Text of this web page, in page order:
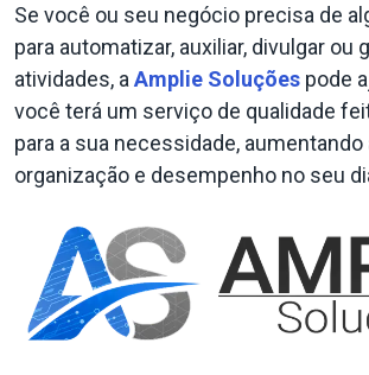
Se você ou seu negócio precisa de
para automatizar, auxiliar, divulgar ou
atividades, a Amplie Soluções pode
você terá um serviço de qualidade
para a sua necessidade,
organização e desempenho no seu